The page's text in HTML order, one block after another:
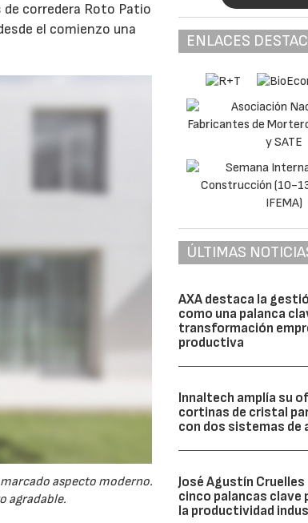
corredera Roto Patio
el comienzo una
aspecto moderno.
agradable.
ENLACES
ÚLTIMAS
AXA destaca la
como una palanca
transformación
productiva
Innaltech amplía su
cortinas de cristal
con dos sistemas de
José Agustín
cinco palancas clave
la productividad